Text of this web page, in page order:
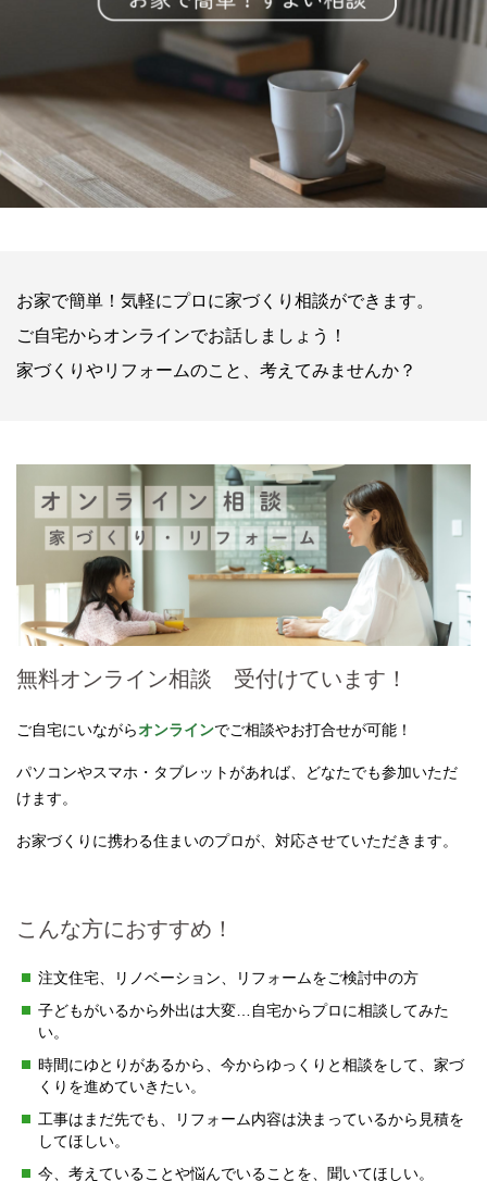
お家で簡単！気軽にプロに家づくり相談ができます。
ご自宅からオンラインでお話しましょう！
家づくりやリフォームのこと、考えてみませんか？
無料オンライン相談 受付けています！
ご自宅にいながらオンラインでご相談やお打合せが可能！
パソコンやスマホ・タブレットがあれば、どなたでも参加いただ
けます。
お家づくりに携わる住まいのプロが、対応させていただきます。
こんな方におすすめ！
注文住宅、リノベーション、リフォームをご検討中の方
子どもがいるから外出は大変…自宅からプロに相談してみた
い。
時間にゆとりがあるから、今からゆっくりと相談をして、家づ
くりを進めていきたい。
工事はまだ先でも、リフォーム内容は決まっているから見積を
してほしい。
今、考えていることや悩んでいることを、聞いてほしい。